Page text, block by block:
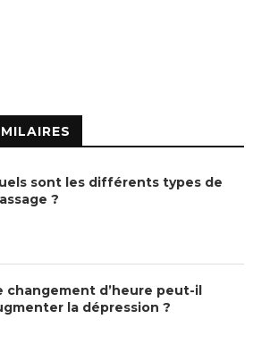
sont les différents types de
?
changement d’heure peut-il
la dépression ?